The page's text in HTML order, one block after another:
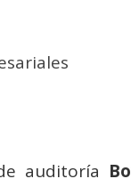
auditoría